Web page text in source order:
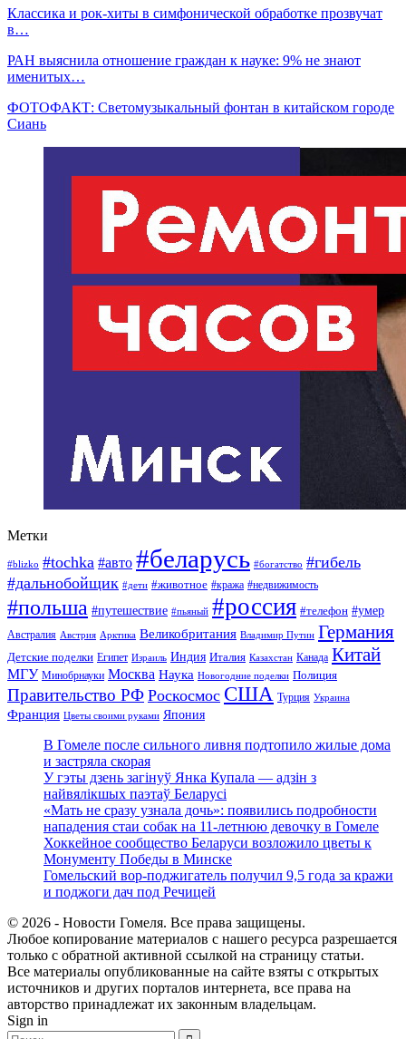
Классика и рок-хиты в симфонической обработке прозвучат
в…
РАН выяснила отношение граждан к науке: 9% не знают
именитых…
ФОТОФАКТ: Светомузыкальный фонтан в китайском городе
Сиань
Метки
#blizko #tochka #авто #беларусь #богатство #гибель
#дальнобойщик #дети #животное #кража #недвижимость
#польша #путешествие #пьяный #россия #телефон #умер
Австралия Австрия Арктика Великобритания Владимир Путин Германия
Детские поделки Египет Израиль Индия Италия Казахстан Канада Китай
МГУ Минобрнауки Москва Наука Новогодние поделки Полиция
Правительство РФ Роскосмос США Турция Украина
Франция Цветы своими руками Япония
В Гомеле после сильного ливня подтопило жилые дома
и застряла скорая
У гэты дзень загінуў Янка Купала — адзін з
найвялікшых паэтаў Беларусі
«Мать не сразу узнала дочь»: появились подробности
нападения стаи собак на 11-летнюю девочку в Гомеле
Хоккейное сообщество Беларуси возложило цветы к
Монументу Победы в Минске
Гомельский вор-поджигатель получил 9,5 года за кражи
и поджоги дач под Речицей
© 2026 - Новости Гомеля. Все права защищены.
Любое копирование материалов с нашего ресурса разрешается
только с обратной активной ссылкой на страницу статьи.
Все материалы опубликованные на сайте взяты с открытых
источников и других порталов интернета, все права на
авторство принадлежат их законным владельцам.
Sign in